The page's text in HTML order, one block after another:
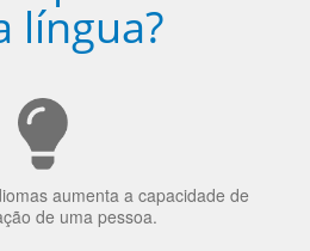
aumenta a capacidade de
de uma pessoa.